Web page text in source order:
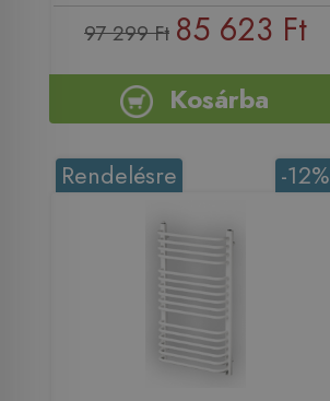
97 299 Ft 85 623 Ft
Kosárba
-12%
Rendelésre